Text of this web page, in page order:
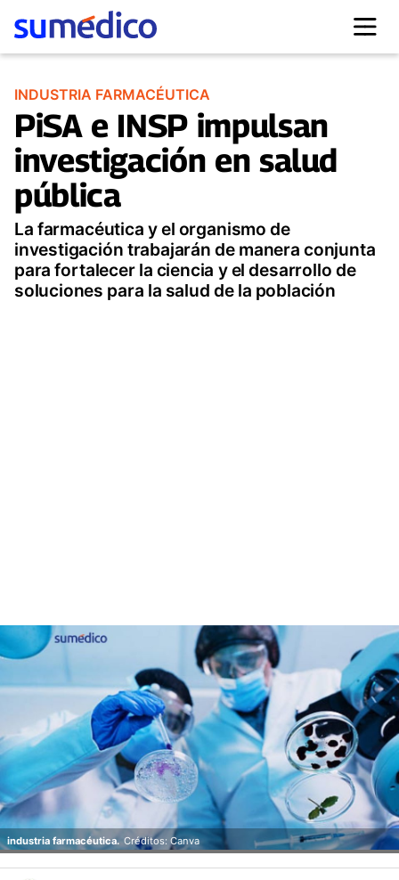
INDUSTRIA FARMACÉUTICA
PiSA e INSP impulsan
investigación en salud
pública
La farmacéutica y el organismo de
investigación trabajarán de manera conjunta
para fortalecer la ciencia y el desarrollo de
soluciones para la salud de la población
industria farmacéutica. Créditos: Canva